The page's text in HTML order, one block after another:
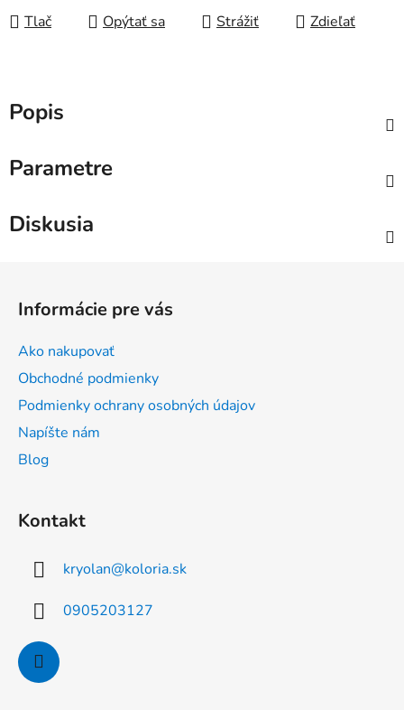
Tlač Opýtať sa Strážiť Zdieľať
Popis
Parametre
Diskusia
Informácie pre vás
Ako nakupovať
Obchodné podmienky
Podmienky ochrany osobných údajov
Napíšte nám
Blog
Kontakt
kryolan@koloria.sk
0905203127